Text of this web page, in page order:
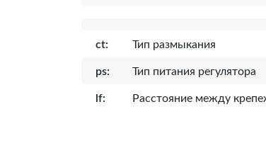
ct: Тип размыкания
ps: Тип питания регулятора
lf: Расcтояние между